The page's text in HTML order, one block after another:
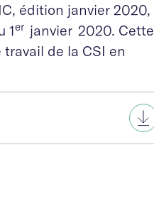
édition janvier 2020,
1er janvier 2020. Cette
de la CSI en